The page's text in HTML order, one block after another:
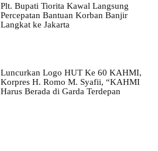
Plt. Bupati Tiorita Kawal Langsung
Percepatan Bantuan Korban Banjir
Langkat ke Jakarta
Luncurkan Logo HUT Ke 60 KAHMI,
Korpres H. Romo M. Syafii, “KAHMI
Harus Berada di Garda Terdepan